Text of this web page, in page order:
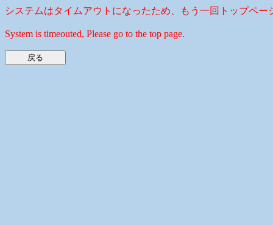
システムはタイムアウトになったため、もう一回トップペー
System is timeouted, Please go to the top page.